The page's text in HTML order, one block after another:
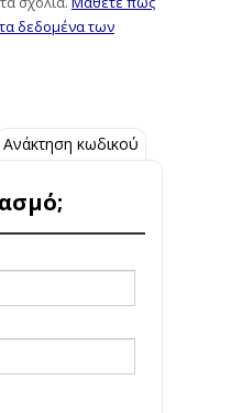
δεδομένα των
Ανάκτηση κωδικού